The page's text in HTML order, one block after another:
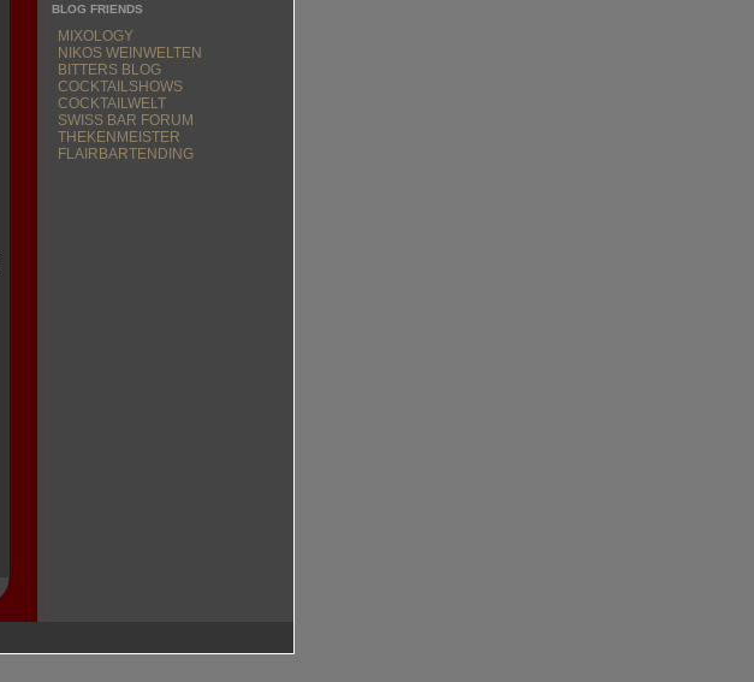
BLOG FRIENDS
MIXOLOGY
NIKOS WEINWELTEN
BITTERS BLOG
COCKTAILSHOWS
COCKTAILWELT
SWISS BAR FORUM
THEKENMEISTER
FLAIRBARTENDING